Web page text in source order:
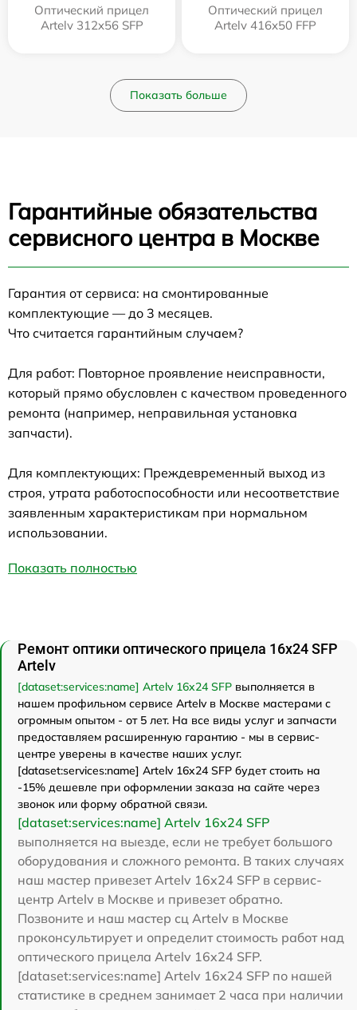
Оптический прицел
Artelv 312x56 SFP
Оптический прицел
Artelv 416x50 FFP
Показать больше
Гарантийные обязательства
сервисного центра в Москве
Гарантия от сервиса: на смонтированные
комплектующие — до 3 месяцев.
Что считается гарантийным случаем?
Для работ: Повторное проявление неисправности,
который прямо обусловлен с качеством проведенного
ремонта (например, неправильная установка
запчасти).
Для комплектующих: Преждевременный выход из
строя, утрата работоспособности или несоответствие
заявленным характеристикам при нормальном
использовании.
Показать полностью
Ремонт оптики оптического прицела 16x24 SFP
Artelv
[dataset:services:name] Artelv 16x24 SFP выполняется в
нашем профильном сервисе Artelv в Москве мастерами с
огромным опытом - от 5 лет. На все виды услуг и запчасти
предоставляем расширенную гарантию - мы в сервис-
центре уверены в качестве наших услуг.
[dataset:services:name] Artelv 16x24 SFP будет стоить на
-15% дешевле при оформлении заказа на сайте через
звонок или форму обратной связи.
[dataset:services:name] Artelv 16x24 SFP
выполняется на выезде, если не требует большого
оборудования и сложного ремонта. В таких случаях
наш мастер привезет Artelv 16x24 SFP в сервис-
центр Artelv в Москве и привезет обратно.
Позвоните и наш мастер сц Artelv в Москве
проконсультирует и определит стоимость работ над
оптического прицела Artelv 16x24 SFP.
[dataset:services:name] Artelv 16x24 SFP по нашей
статистике в среднем занимает 2 часа при наличии